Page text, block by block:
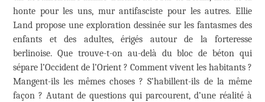
honte pour les uns, mur antifasciste pour les autres. Ellie
Land propose une exploration dessinée sur les fantasmes des
enfants et des adultes, érigés autour de la forteresse
berlinoise. Que trouve-t-on au-delà du bloc de béton qui
sépare l’Occident de l’Orient ? Comment vivent les habitants ?
Mangent-ils les mêmes choses ? S’habillent-ils de la même
façon ? Autant de questions qui parcourent, d’une réalité à